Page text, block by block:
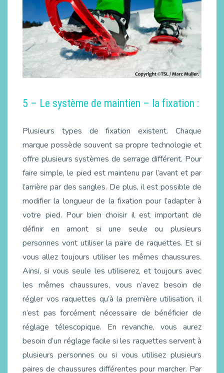
5 – Le système de maintien – la fixation :
Plusieurs types de fixation existent. Chaque
marque possède souvent sa propre technologie et
offre plusieurs systèmes de serrage différent. Pour
faire simple, le pied est maintenu par l’avant et par
l’arrière par des sangles. De plus, il est possible de
modifier la longueur de la fixation pour l’adapter à
votre pied. Pour bien choisir il est important de
définir en amont si une seule ou plusieurs
personnes vont utiliser la paire de raquettes. Et si
vous allez toujours utiliser les mêmes chaussures.
Ainsi, si vous seule les utiliserez, et toujours avec
les mêmes chaussures, vous n’avez besoin de
régler vos raquettes qu’à la première utilisation, il
n’est pas forcément nécessaire de bénéficier de
réglage télescopique. En revanche, vous aurez
besoin d’un réglage facile si les raquettes servent à
plusieurs personnes ou si vous utilisez plusieurs
paires de chaussures différentes pour marcher. Par